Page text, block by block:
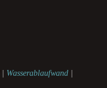
Wasserablaufwand